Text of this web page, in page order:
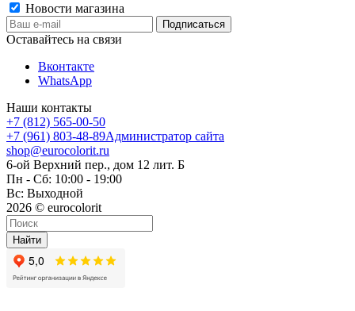
Новости магазина
Оставайтесь на связи
Вконтакте
WhatsApp
Наши контакты
+7 (812) 565-00-50
+7 (961) 803-48-89Администратор сайта
shop@eurocolorit.ru
6-ой Верхний пер., дом 12 лит. Б
Пн - Сб: 10:00 - 19:00
Вс: Выходной
2026 © eurocolorit
Найти